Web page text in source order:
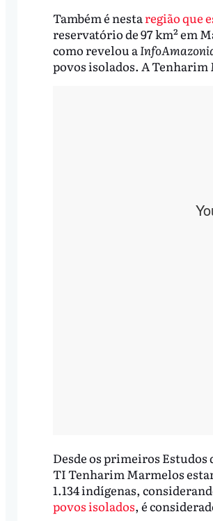
Também é nestaregião que
reservatório de 97 km² em
como revelou a
povos isolados. A
Desde os primeiros
TI Tenharim Marmelos
1.134 indígenas,
povos isolados, é